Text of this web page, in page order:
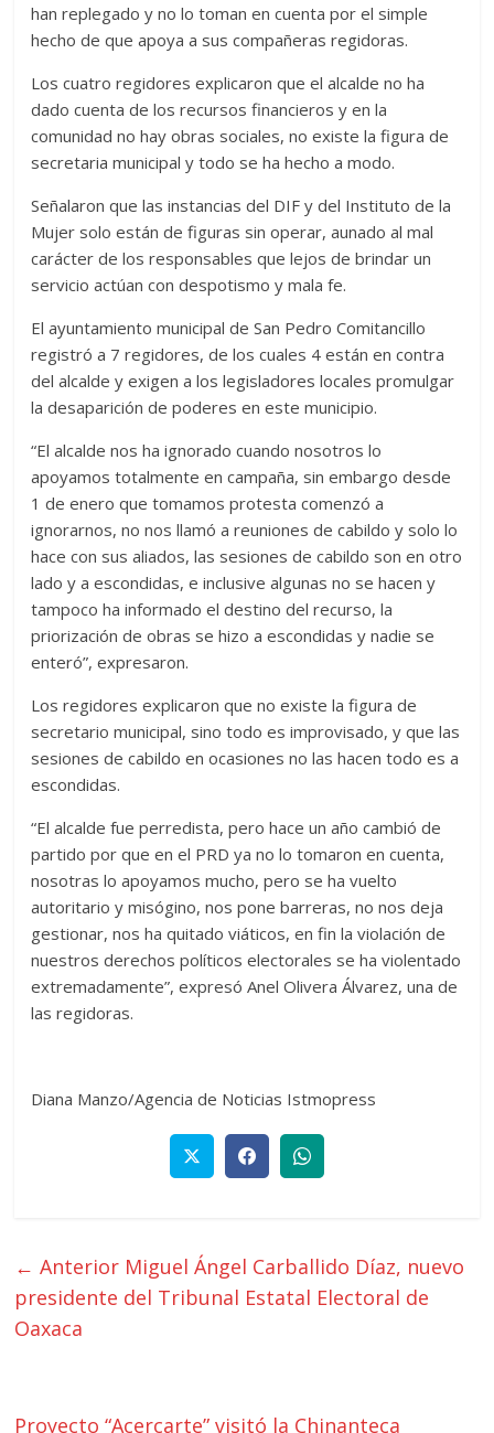
han replegado y no lo toman en cuenta por el simple
hecho de que apoya a sus compañeras regidoras.
Los cuatro regidores explicaron que el alcalde no ha
dado cuenta de los recursos financieros y en la
comunidad no hay obras sociales, no existe la figura de
secretaria municipal y todo se ha hecho a modo.
Señalaron que las instancias del DIF y del Instituto de la
Mujer solo están de figuras sin operar, aunado al mal
carácter de los responsables que lejos de brindar un
servicio actúan con despotismo y mala fe.
El ayuntamiento municipal de San Pedro Comitancillo
registró a 7 regidores, de los cuales 4 están en contra
del alcalde y exigen a los legisladores locales promulgar
la desaparición de poderes en este municipio.
“El alcalde nos ha ignorado cuando nosotros lo
apoyamos totalmente en campaña, sin embargo desde
1 de enero que tomamos protesta comenzó a
ignorarnos, no nos llamó a reuniones de cabildo y solo lo
hace con sus aliados, las sesiones de cabildo son en otro
lado y a escondidas, e inclusive algunas no se hacen y
tampoco ha informado el destino del recurso, la
priorización de obras se hizo a escondidas y nadie se
enteró”, expresaron.
Los regidores explicaron que no existe la figura de
secretario municipal, sino todo es improvisado, y que las
sesiones de cabildo en ocasiones no las hacen todo es a
escondidas.
“El alcalde fue perredista, pero hace un año cambió de
partido por que en el PRD ya no lo tomaron en cuenta,
nosotras lo apoyamos mucho, pero se ha vuelto
autoritario y misógino, nos pone barreras, no nos deja
gestionar, nos ha quitado viáticos, en fin la violación de
nuestros derechos políticos electorales se ha violentado
extremadamente”, expresó Anel Olivera Álvarez, una de
las regidoras.
Diana Manzo/Agencia de Noticias Istmopress
← Anterior Miguel Ángel Carballido Díaz, nuevo
presidente del Tribunal Estatal Electoral de
Oaxaca
Proyecto “Acercarte” visitó la Chinanteca